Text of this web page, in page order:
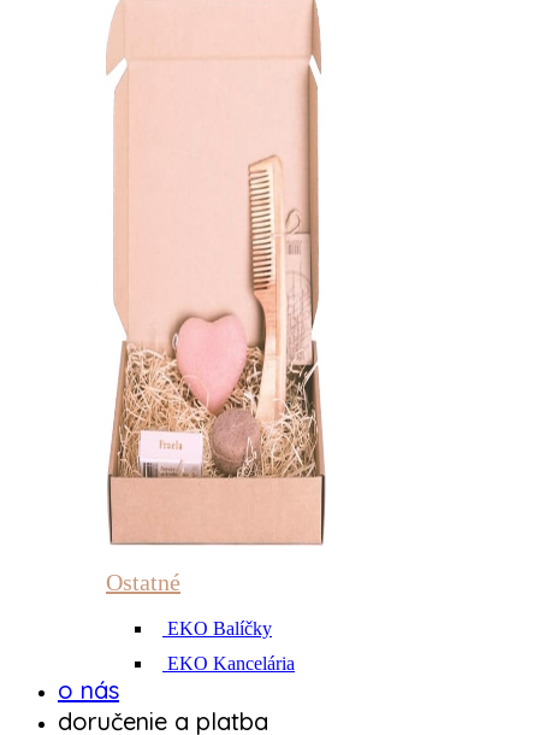
Ostatné
EKO Balíčky
EKO Kancelária
o nás
doručenie a platba